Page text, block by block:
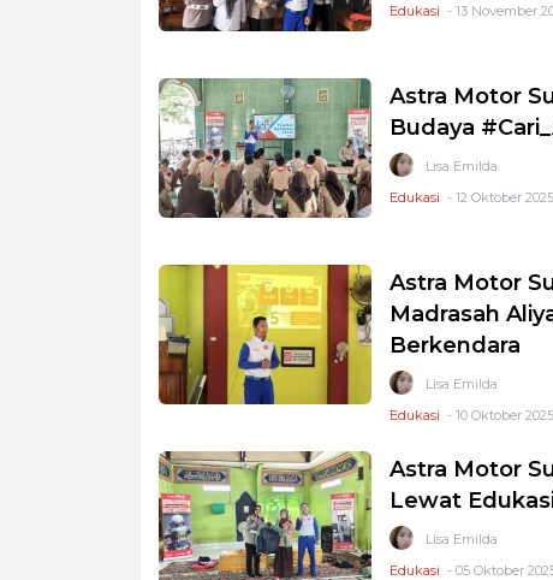
Edukasi - 13 November
Astra Motor
Budaya
Lisa Emilda
Edukasi - 12 Oktober
Astra Motor
Madrasah
Berkendara
Lisa Emilda
Edukasi - 10 Oktober
Astra Motor
Lewat
Lisa Emilda
Edukasi - 05 Oktober